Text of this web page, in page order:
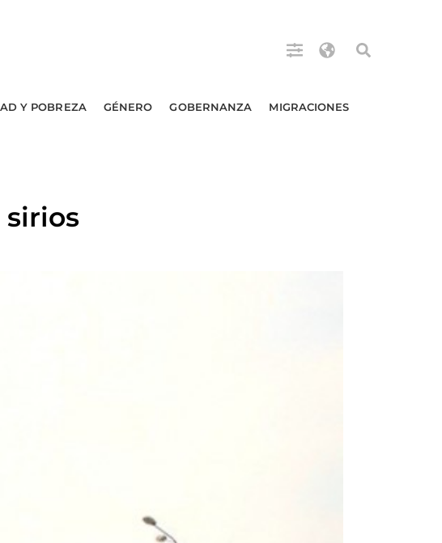
Y POBREZA GÉNERO GOBERNANZA MIGRACIONES